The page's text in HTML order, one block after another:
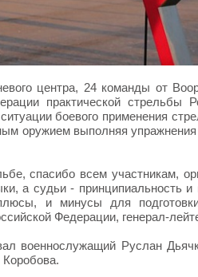
центра, 24 команды от
практической стрельбы
боевого применения
оружием выполняя
спасибо всем участникам,
а судьи - принципиальность
и минусы для
Федерации, генерал-
военнослужащий Руслан